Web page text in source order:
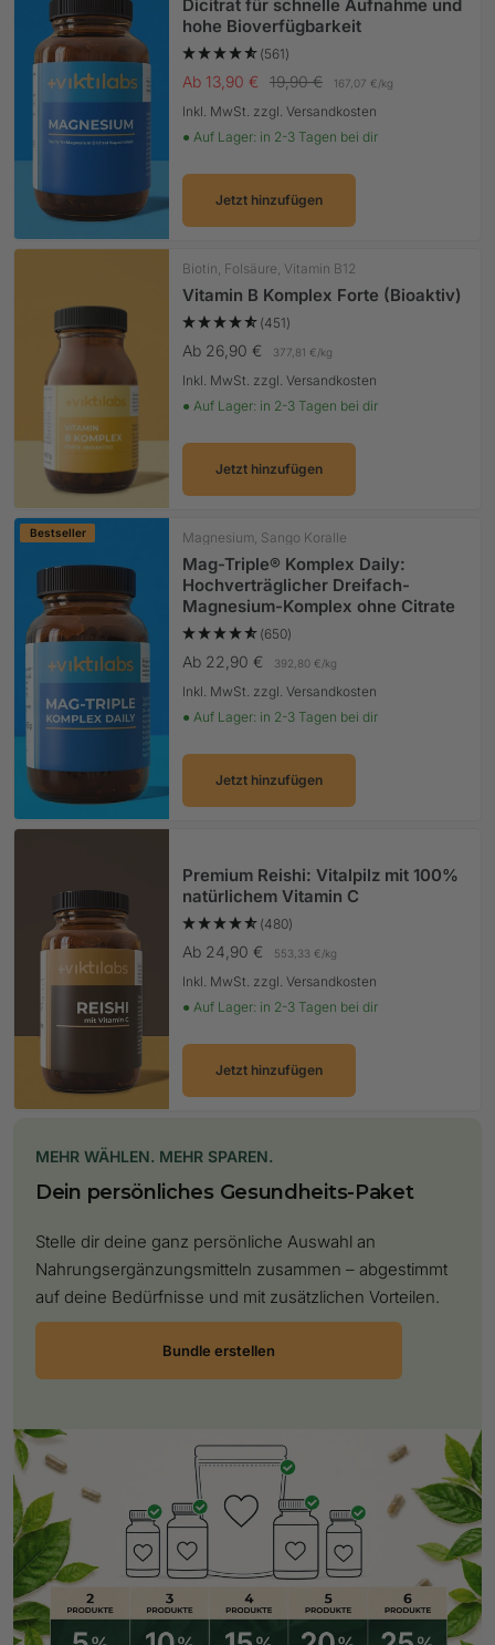
MEHR WÄHLEN. MEHR SPAREN.
Dein persönliches Gesundheits-Paket
Stelle dir deine ganz persönliche Auswahl an
Nahrungsergänzungsmitteln zusammen – abgestimmt
auf deine Bedürfnisse und mit zusätzlichen Vorteilen.
Bundle erstellen
Dicitrat für schnelle Aufnahme und
hohe Bioverfügbarkeit
(561)
Angebotspreis
Ab 13,90 € Regulärer Preis
19,90 € 167,07 €/kg
Inkl. MwSt. zzgl. Versandkosten
● Auf Lager: in 2-3 Tagen bei dir
Jetzt hinzufügen
Biotin, Folsäure, Vitamin B12
Vitamin B Komplex Forte (Bioaktiv)
(451)
Angebotspreis
Ab 26,90 € 377,81 €/kg
Inkl. MwSt. zzgl. Versandkosten
● Auf Lager: in 2-3 Tagen bei dir
Jetzt hinzufügen
Bestseller Magnesium, Sango Koralle
Mag-Triple® Komplex Daily:
Hochverträglicher Dreifach-
Magnesium-Komplex ohne Citrate
(650)
Angebotspreis
Ab 22,90 € 392,80 €/kg
Inkl. MwSt. zzgl. Versandkosten
● Auf Lager: in 2-3 Tagen bei dir
Jetzt hinzufügen
Premium Reishi: Vitalpilz mit 100%
natürlichem Vitamin C
(480)
Angebotspreis
Ab 24,90 € 553,33 €/kg
Inkl. MwSt. zzgl. Versandkosten
● Auf Lager: in 2-3 Tagen bei dir
Jetzt hinzufügen